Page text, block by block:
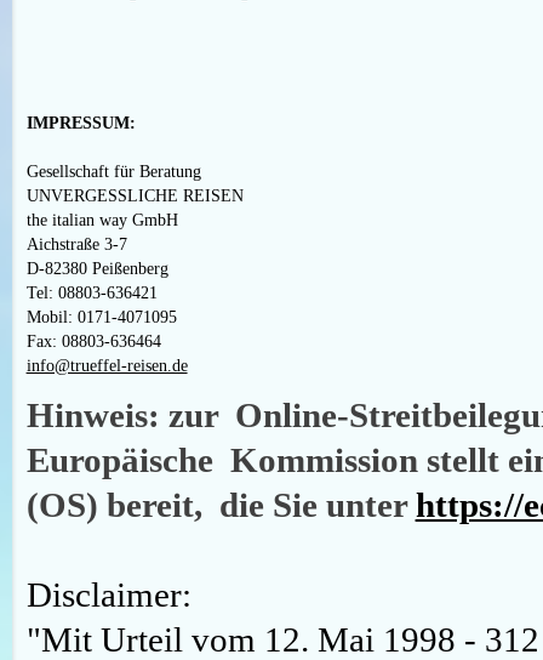
IMPRESSUM:
Gesellschaft für Beratung
UNVERGESSLICHE REISEN
the italian way GmbH
Aichstraße 3-7
D-82380 Peißenberg
Tel: 08803-636421
Mobil: 0171-4071095
Fax: 08803-636464
info@trueffel-reisen.de
Hinweis: zur Online-
Europäische Kommission stellt
(OS) bereit, die Sie unterhttps://
Disclaimer:
"Mit Urteil vom 12. Mai 1998 -